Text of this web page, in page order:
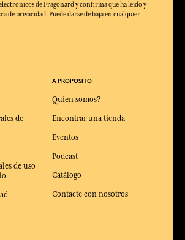
de Fragonard y confirma que ha leído y
de privacidad. Puede darse de baja en cualquier
de
de uso
A PROPOSITO
Quien somos?
Encontrar una tienda
Eventos
Podcast
Catálogo
Contacte con nosotros